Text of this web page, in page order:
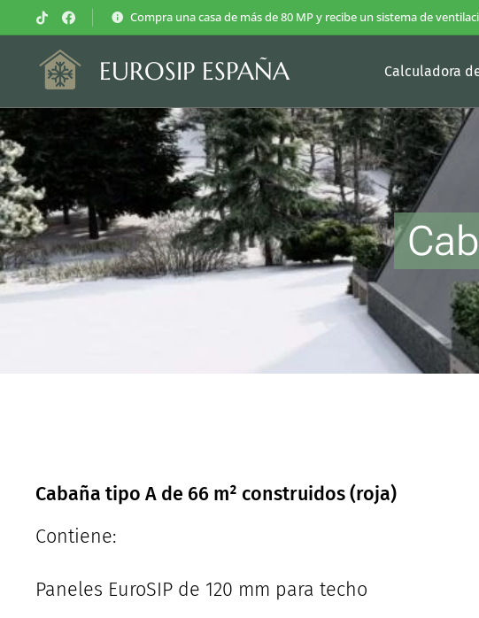
Compra una casa de más de 80 MP y recibe un sistema de
EUROSIP ESPAÑA Calculadora
Cabaña tipo A de 66 m² construidos (roja)
Contiene:
Paneles EuroSIP de 120 mm para techo